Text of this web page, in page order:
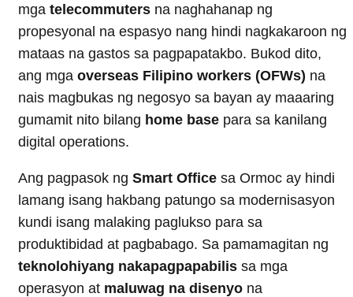
mga telecommuters na naghahanap ng
propesyonal na espasyo nang hindi nagkakaroon ng
mataas na gastos sa pagpapatakbo. Bukod dito,
ang mga overseas Filipino workers (OFWs) na
nais magbukas ng negosyo sa bayan ay maaaring
gumamit nito bilang home base para sa kanilang
digital operations.
Ang pagpasok ng Smart Office sa Ormoc ay hindi
lamang isang hakbang patungo sa modernisasyon
kundi isang malaking paglukso para sa
produktibidad at pagbabago. Sa pamamagitan ng
teknolohiyang nakapagpapabilis sa mga
operasyon at maluwag na disenyo na